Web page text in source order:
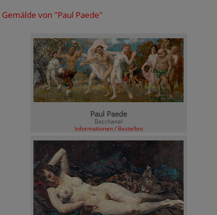
Gemälde von "Paul Paede"
Paul Paede
Bacchanal
Informationen / Bestellen